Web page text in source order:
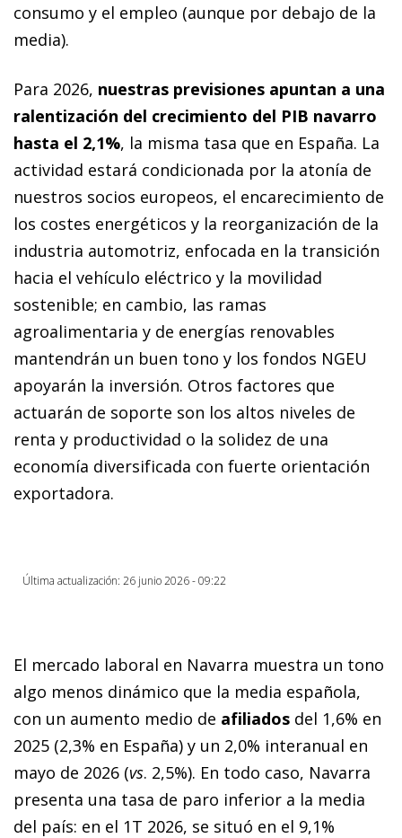
consumo y el empleo (aunque por debajo de la
media).
Para 2026, nuestras previsiones apuntan a una
ralentización del crecimiento del PIB navarro
hasta el 2,1%, la misma tasa que en España. La
actividad estará condicionada por la atonía de
nuestros socios europeos, el encarecimiento de
los costes energéticos y la reorganización de la
industria automotriz, enfocada en la transición
hacia el vehículo eléctrico y la movilidad
sostenible; en cambio, las ramas
agroalimentaria y de energías renovables
mantendrán un buen tono y los fondos NGEU
apoyarán la inversión. Otros factores que
actuarán de soporte son los altos niveles de
renta y productividad o la solidez de una
economía diversificada con fuerte orientación
exportadora.
Última actualización: 26 junio 2026 - 09:22
El mercado laboral en Navarra muestra un tono
algo menos dinámico que la media española,
con un aumento medio de afiliados del 1,6% en
2025 (2,3% en España) y un 2,0% interanual en
mayo de 2026 (vs. 2,5%). En todo caso, Navarra
presenta una tasa de paro inferior a la media
del país: en el 1T 2026, se situó en el 9,1%